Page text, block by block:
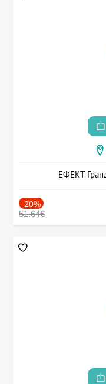
ЕФЕКТ
-20%
51.64€